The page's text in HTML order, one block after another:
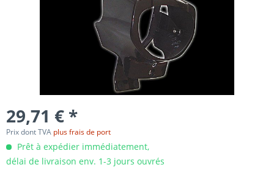
29,71 € *
Prix dont TVA plus frais de port
Prêt à expédier immédiatement,
délai de livraison env. 1-3 jours ouvrés